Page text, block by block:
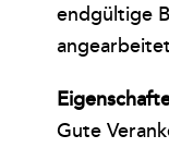
endgültige
Gute